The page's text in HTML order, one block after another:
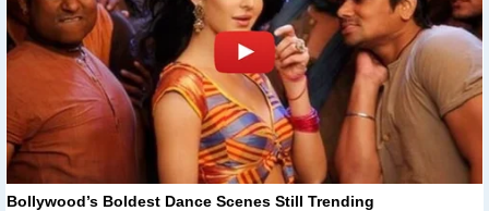
Bollywood’s Boldest Dance Scenes Still Trending